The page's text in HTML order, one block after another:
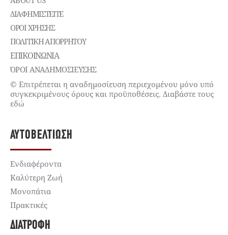
ΔΙΑΦΗΜΙΣΤΕΊΤΕ
ΌΡΟΙ ΧΡΉΣΗΣ
ΠΟΛΙΤΙΚΉ ΑΠΟΡΡΉΤΟΥ
ΕΠΙΚΟΙΝΩΝΊΑ
ΌΡΟΙ ΑΝΑΔΗΜΟΣΙΕΥΣΗΣ
© Επιτρέπεται η αναδημοσίευση περιεχομένου μόνο υπό
συγκεκριμένους όρους και προϋποθέσεις. Διαβάστε τους
εδώ
ΑΥΤΟΒΕΛΤΊΩΣΗ
Ενδιαφέροντα
Καλύτερη Ζωή
Μονοπάτια
Πρακτικές
ΔΙΑΤΡΟΦΉ